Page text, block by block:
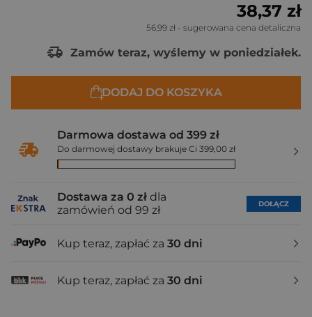
38,37 zł
56,99 zł - sugerowana cena detaliczna
Zamów teraz, wyślemy w poniedziałek.
DODAJ DO KOSZYKA
Darmowa dostawa od 399 zł
Do darmowej dostawy brakuje Ci 399,00 zł
Dostawa za 0 zł dla
zamówień od 99 zł
DOŁĄCZ
Kup teraz, zapłać za 30 dni
Kup teraz, zapłać za 30 dni